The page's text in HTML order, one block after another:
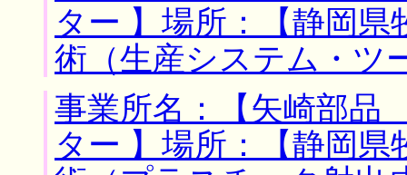
ター 】場所：【静岡
術（生産システム・ツ
事業所名：【矢崎部
ター 】場所：【静岡